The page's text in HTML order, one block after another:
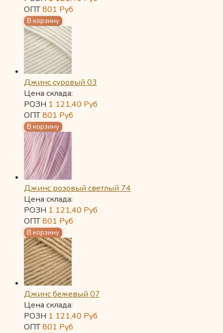
ОПТ801 Руб
Джинс суровый 03
Цена склада:
РОЗН 1 121,40 Руб
ОПТ801 Руб
Джинс розовый светлый 74
Цена склада:
РОЗН 1 121,40 Руб
ОПТ801 Руб
Джинс бежевый 07
Цена склада:
РОЗН 1 121,40 Руб
ОПТ801 Руб